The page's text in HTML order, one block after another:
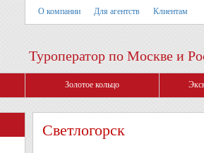
О компании Для агентств Клиентам
Туроператор по Москве и
Золотое кольцо
Светлогорск